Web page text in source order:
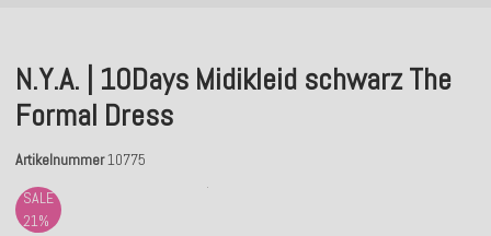
SALE
21%
N.Y.A. | 10Days Midikleid schwarz The
Formal Dress
Artikelnummer10775